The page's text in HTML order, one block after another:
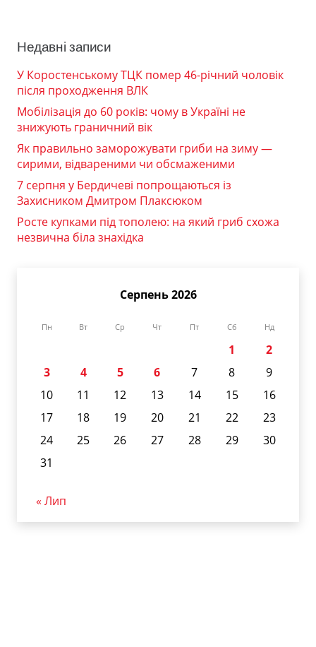
Недавні записи
У Коростенському ТЦК помер 46-річний чоловік
після проходження ВЛК
Мобілізація до 60 років: чому в Україні не
знижують граничний вік
Як правильно заморожувати гриби на зиму —
сирими, відвареними чи обсмаженими
7 серпня у Бердичеві попрощаються із
Захисником Дмитром Плаксюком
Росте купками під тополею: на який гриб схожа
незвична біла знахідка
Серпень 2026
Пн Вт Ср Чт Пт Сб Нд
1
2
3
4 5 6 7 8
9
10
11 12 13 14 15
16
17
18 19 20 21 22
23
24
25 26 27 28 29
30
31
« Лип